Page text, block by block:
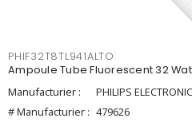
PHIF32T8TL941ALTO
Ampoule Tube Fluorescent 32
Manufacturier :
PHILIPS
# Manufacturier : 479626